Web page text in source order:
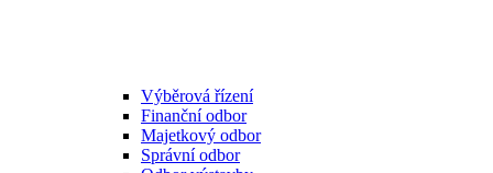
Výběrová řízení
Finanční odbor
Majetkový odbor
Správní odbor